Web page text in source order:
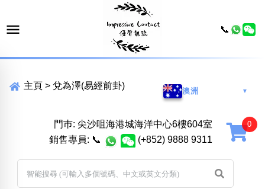
主頁 > 兌為澤(易經前卦)
澳洲 ▼
門巿: 尖沙咀海港城海洋中心6樓604室
銷售專員: 📞 (+852) 9888 9311
📞